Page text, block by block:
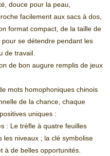
douce pour la peau,
facilement aux sacs à dos,
format compact, de la taille de
se détendre pendant les
de travail.
de bon augure remplis de jeux
mots homophoniques chinois
de la chance, chaque
uniques :
: Le trèfle à quatre feuilles
les niveaux ; la clé symbolise
à de belles opportunités.